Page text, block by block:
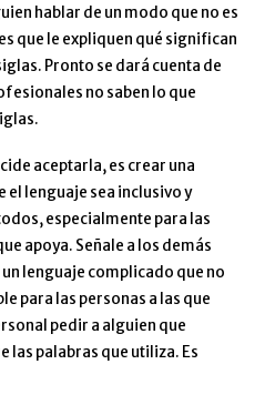
hablar de un modo que no es
que le expliquen qué significan
Pronto se dará cuenta de
no saben lo que
aceptarla, es crear una
el lenguaje sea inclusivo y
especialmente para las
apoya. Señale a los demás
lenguaje complicado que no
para las personas a las que
pedir a alguien que
las palabras que utiliza. Es